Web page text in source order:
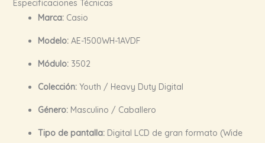
Especificaciones Técnicas
Marca:Casio
Modelo:AE-1500WH-1AVDF
Módulo:3502
Colección:Youth / Heavy Duty Digital
Género:Masculino / Caballero
Tipo de pantalla:Digital LCD de gran formato (Wide